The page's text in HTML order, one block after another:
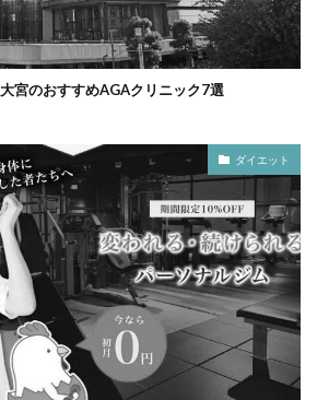
宮のおすすめAGAクリニック7選
ダイエット